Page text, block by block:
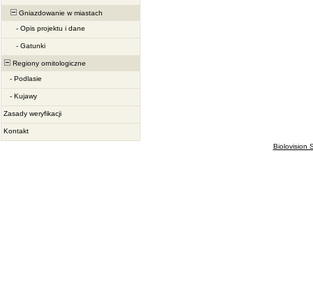
Gniazdowanie w miastach
- Opis projektu i dane
- Gatunki
Regiony ornitologiczne
- Podlasie
- Kujawy
Zasady weryfikacji
Kontakt
Biolovision